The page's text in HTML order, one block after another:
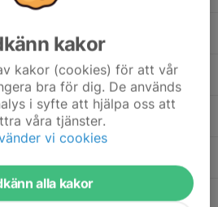
Klubbchef
Huvudtränare
Manager
kakor
kakor (cookies) för att vår
bra för dig. De används
i syfte att hjälpa oss att
våra tjänster.
vi cookies
alla kakor